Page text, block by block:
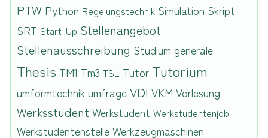
PTW Python Regelungstechnik Simulation Skript
SRT Start-Up Stellenangebot
Stellenausschreibung Studium generale
Thesis TM1 Tm3 TSL Tutor Tutorium
umformtechnik umfrage VDI VKM Vorlesung
Werksstudent Werkstudent Werkstudentenjob
Werkstudentenstelle Werkzeugmaschinen